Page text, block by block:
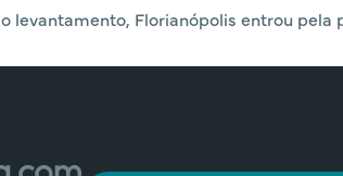
levantamento, Florianópolis entrou